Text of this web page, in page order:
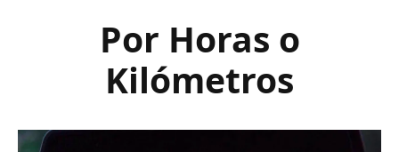
Por Horas o
Kilómetros